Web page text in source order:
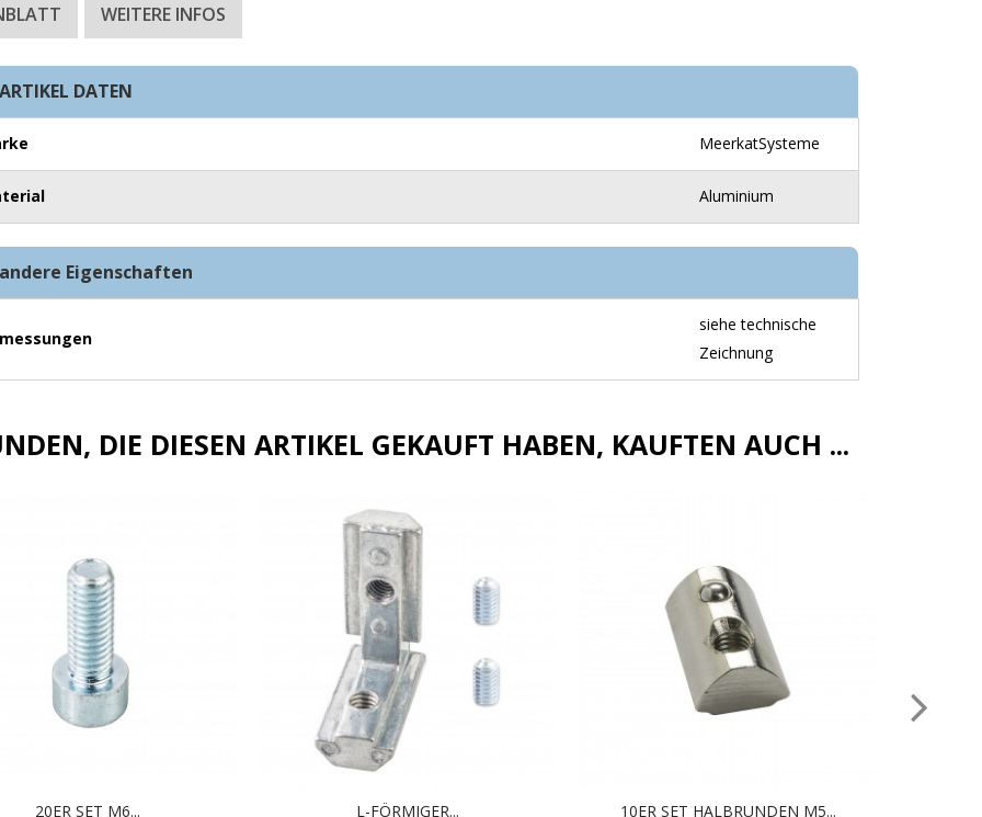
WEITERE INFOS
ARTIKEL DATEN
MeerkatSysteme
Aluminium
andere Eigenschaften
siehe technische
Zeichnung
DIE DIESEN ARTIKEL GEKAUFT HABEN, KAUFTEN AUCH ...
20ER SET M6... L-FÖRMIGER... 10ER SET HALBRUNDEN M5...